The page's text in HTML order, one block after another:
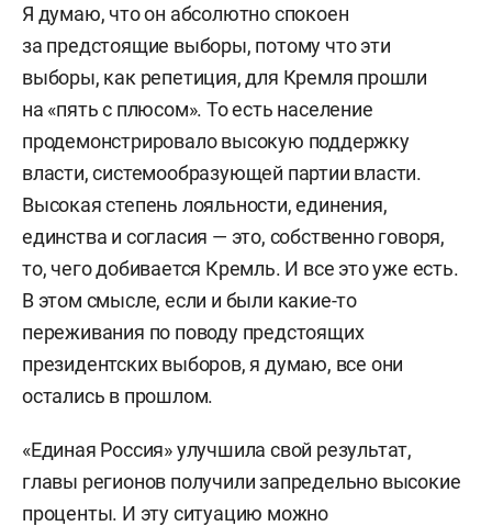
Я думаю, что он абсолютно спокоен
за предстоящие выборы, потому что эти
выборы, как репетиция, для Кремля прошли
на «пять с плюсом». То есть население
продемонстрировало высокую поддержку
власти, системообразующей партии власти.
Высокая степень лояльности, единения,
единства и согласия — это, собственно говоря,
то, чего добивается Кремль. И все это уже есть.
В этом смысле, если и были какие-то
переживания по поводу предстоящих
президентских выборов, я думаю, все они
остались в прошлом.
«Единая Россия» улучшила свой результат,
главы регионов получили запредельно высокие
проценты. И эту ситуацию можно